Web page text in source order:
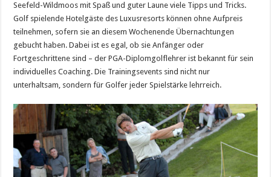
Seefeld-Wildmoos mit Spaß und guter Laune viele Tipps und Tricks.
Golf spielende Hotelgäste des Luxusresorts können ohne Aufpreis
teilnehmen, sofern sie an diesem Wochenende Übernachtungen
gebucht haben. Dabei ist es egal, ob sie Anfänger oder
Fortgeschrittene sind – der PGA-Diplomgolflehrer ist bekannt für sein
individuelles Coaching. Die Trainingsevents sind nicht nur
unterhaltsam, sondern für Golfer jeder Spielstärke lehrreich.